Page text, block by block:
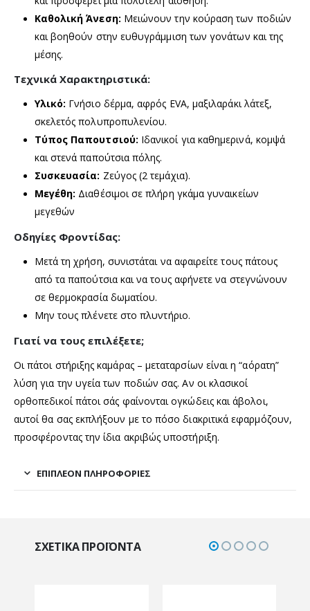
Καθολική Άνεση: Μειώνουν την κούραση των ποδιών
και βοηθούν στην ευθυγράμμιση των γονάτων και της
μέσης.
Τεχνικά Χαρακτηριστικά:
Υλικό: Γνήσιο δέρμα, αφρός EVA, μαξιλαράκι λάτεξ,
σκελετός πολυπροπυλενίου.
Τύπος Παπουτσιού: Ιδανικοί για καθημερινά, κομψά
και στενά παπούτσια πόλης.
Συσκευασία: Ζεύγος (2 τεμάχια).
Μεγέθη: Διαθέσιμοι σε πλήρη γκάμα γυναικείων
μεγεθών
Οδηγίες Φροντίδας:
Μετά τη χρήση, συνιστάται να αφαιρείτε τους πάτους
από τα παπούτσια και να τους αφήνετε να στεγνώνουν
σε θερμοκρασία δωματίου.
Μην τους πλένετε στο πλυντήριο.
Γιατί να τους επιλέξετε;
Οι πάτοι στήριξης καμάρας – μεταταρσίων είναι η “αόρατη”
λύση για την υγεία των ποδιών σας. Αν οι κλασικοί
ορθοπεδικοί πάτοι σάς φαίνονται ογκώδεις και άβολοι,
αυτοί θα σας εκπλήξουν με το πόσο διακριτικά εφαρμόζουν,
προσφέροντας την ίδια ακριβώς υποστήριξη.
ΕΠΙΠΛΈΟΝ ΠΛΗΡΟΦΟΡΊΕΣ
ΣΧΕΤΙΚΆ ΠΡΟΪΌΝΤΑ